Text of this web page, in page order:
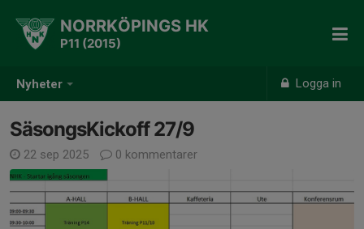
Nyheter Logga in
NORRKÖPINGS HK
P11 (2015)
SäsongsKickoff 27/9
22 sep 2025 0 kommentarer